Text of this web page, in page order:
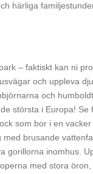
härliga
– faktiskt kan ni
och uppleva
och
största i Europa! Se
som bor i en vacker
brusande
gorillorna inomhus.
med stora